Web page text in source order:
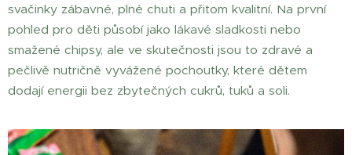
svačinky zábavné, plné chuti a přitom kvalitní. Na první
pohled pro děti působí jako lákavé sladkosti nebo
smažené chipsy, ale ve skutečnosti jsou to zdravé a
pečlivě nutričně vyvážené pochoutky, které dětem
dodají energii bez zbytečných cukrů, tuků a soli.